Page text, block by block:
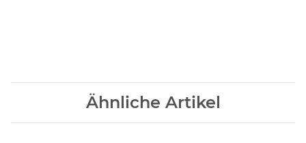
Ähnliche Artikel